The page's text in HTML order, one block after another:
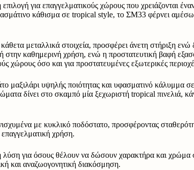
επιλογή για επαγγελματικούς χώρους που
κάθισμα σε tropical style, το ΣΜ33 φέρνει
μεταλλικά στοιχεία, προσφέρει άνετη στήριξη
στην καθημερινή χρήση, ενώ η προστατευτική βαφή
χώρους όσο και για προστατευμένες εξωτερικές
μαξιλάρι υψηλής ποιότητας και υφασματινό κάλυμμα
δίνει στο σκαμπό μία ξεχωριστή tropical πινελιά,
με κυκλικό ποδόστατο, προσφέροντας
χρήση.
λύση για όσους θέλουν να δώσουν χαρακτήρα και
και αναζωογονητική διακόσμηση.